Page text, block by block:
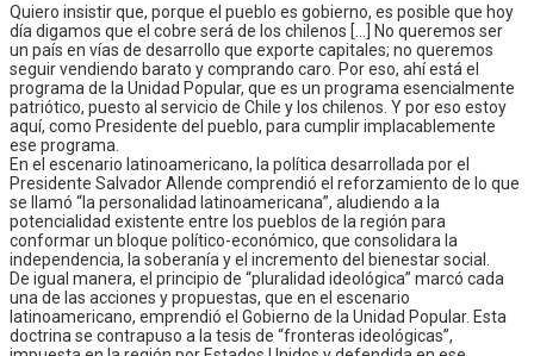
Quiero insistir que, porque el pueblo es gobierno, es posible que hoy
día digamos que el cobre será de los chilenos […] No queremos ser
un país en vías de desarrollo que exporte capitales; no queremos
seguir vendiendo barato y comprando caro. Por eso, ahí está el
programa de la Unidad Popular, que es un programa esencialmente
patriótico, puesto al servicio de Chile y los chilenos. Y por eso estoy
aquí, como Presidente del pueblo, para cumplir implacablemente
ese programa.
En el escenario latinoamericano, la política desarrollada por el
Presidente Salvador Allende comprendió el reforzamiento de lo que
se llamó “la personalidad latinoamericana”, aludiendo a la
potencialidad existente entre los pueblos de la región para
conformar un bloque político-económico, que consolidara la
independencia, la soberanía y el incremento del bienestar social.
De igual manera, el principio de “pluralidad ideológica” marcó cada
una de las acciones y propuestas, que en el escenario
latinoamericano, emprendió el Gobierno de la Unidad Popular. Esta
doctrina se contrapuso a la tesis de “fronteras ideológicas”,